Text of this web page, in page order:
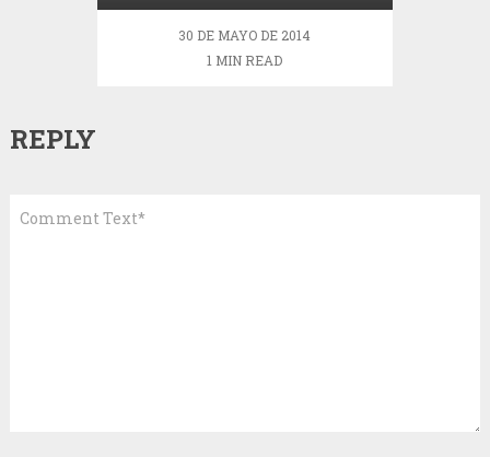
30 DE MAYO DE 2014
1 MIN READ
REPLY